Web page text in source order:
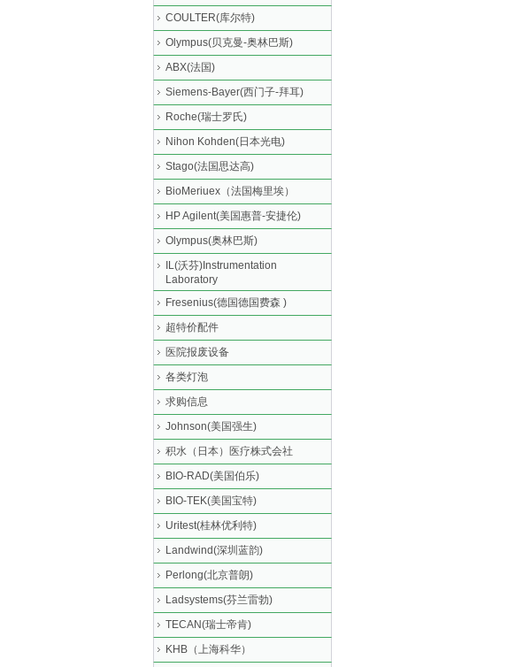
COULTER(库尔特)
Olympus(贝克曼-奥林巴斯)
ABX(法国)
Siemens-Bayer(西门子-拜耳)
Roche(瑞士罗氏)
Nihon Kohden(日本光电)
Stago(法国思达高)
BioMeriuex（法国梅里埃）
HP Agilent(美国惠普-安捷伦)
Olympus(奥林巴斯)
IL(沃芬)Instrumentation
Laboratory
Fresenius(德国德国费森 )
超特价配件
医院报废设备
各类灯泡
求购信息
Johnson(美国强生)
积水（日本）医疗株式会社
BIO-RAD(美国伯乐)
BIO-TEK(美国宝特)
Uritest(桂林优利特)
Landwind(深圳蓝韵)
Perlong(北京普朗)
Ladsystems(芬兰雷勃)
TECAN(瑞士帝肯)
KHB（上海科华）